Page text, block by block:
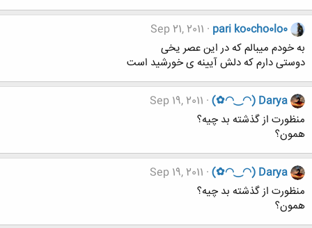
pari ko0cho0lo0
Sep 21, 2011
به خودم میبالم که در این عصر یخی
دوستی دارم که دلش آیینه ی خورشید است
(✿◠‿◠) Darya
Sep 19, 2011
منظورت از گذشته بد چیه؟
همون؟
(✿◠‿◠) Darya
Sep 19, 2011
منظورت از گذشته بد چیه؟
همون؟